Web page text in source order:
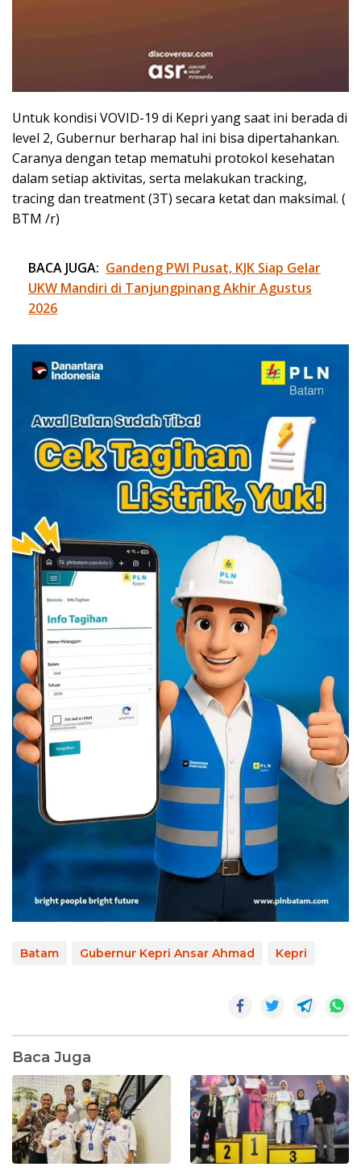
Untuk kondisi VOVID-19 di Kepri yang saat ini berada di
level 2, Gubernur berharap hal ini bisa dipertahankan.
Caranya dengan tetap mematuhi protokol kesehatan
dalam setiap aktivitas, serta melakukan tracking,
tracing dan treatment (3T) secara ketat dan maksimal. (
BTM /r)
BACA JUGA: Gandeng PWI Pusat, KJK Siap Gelar
UKW Mandiri di Tanjungpinang Akhir Agustus
2026
Batam Gubernur Kepri Ansar Ahmad Kepri
Baca Juga